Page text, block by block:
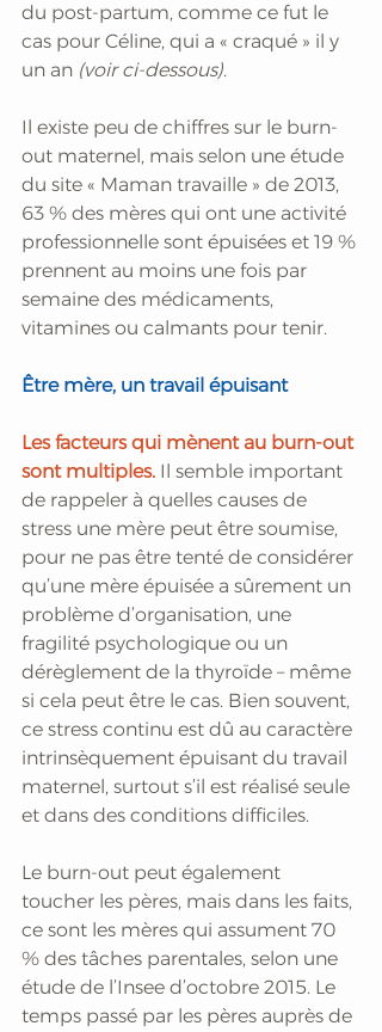
du post-partum, comme ce fut le
cas pour Céline, qui a « craqué » il y
un an (voir ci-dessous).
Il existe peu de chiffres sur le burn-
out maternel, mais selon une étude
du site « Maman travaille » de 2013,
63 % des mères qui ont une activité
professionnelle sont épuisées et 19 %
prennent au moins une fois par
semaine des médicaments,
vitamines ou calmants pour tenir.
Être mère, un travail épuisant
Les facteurs qui mènent au burn-out
sont multiples. Il semble important
de rappeler à quelles causes de
stress une mère peut être soumise,
pour ne pas être tenté de considérer
qu’une mère épuisée a sûrement un
problème d’organisation, une
fragilité psychologique ou un
dérèglement de la thyroïde – même
si cela peut être le cas. Bien souvent,
ce stress continu est dû au caractère
intrinsèquement épuisant du travail
maternel, surtout s’il est réalisé seule
et dans des conditions difficiles.
Le burn-out peut également
toucher les pères, mais dans les faits,
ce sont les mères qui assument 70
% des tâches parentales, selon une
étude de l’Insee d’octobre 2015. Le
temps passé par les pères auprès de